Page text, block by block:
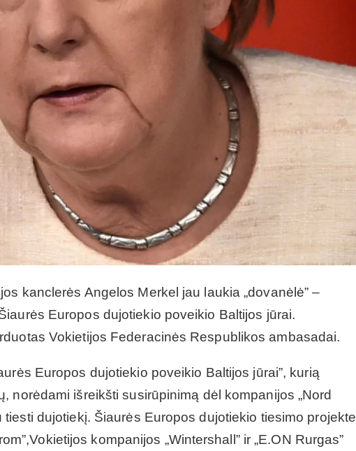
kanclerės Angelos Merkel jau laukia „dovanėlė” –
Europos dujotiekio poveikio Baltijos jūrai.
Vokietijos Federacinės Respublikos ambasadai.
Europos dujotiekio poveikio Baltijos jūrai”, kurią
norėdami išreikšti susirūpinimą dėl kompanijos „Nord
dujotiekį. Šiaurės Europos dujotiekio tiesimo projekte
kompanijos „Wintershall” ir „E.ON Rurgas”